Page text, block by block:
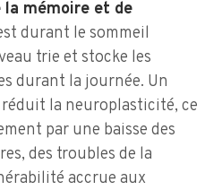
la mémoire et de
durant le sommeil
trie et stocke les
durant la journée. Un
la neuroplasticité, ce
par une baisse des
des troubles de la
accrue aux